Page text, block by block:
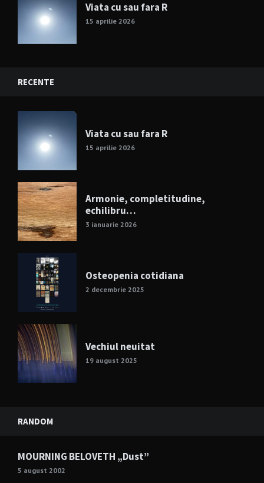
Viata cu sau fara R
15 aprilie 2026
RECENTE
Viata cu sau fara R
15 aprilie 2026
Armonie, completitudine,
echilibru…
3 ianuarie 2026
Osteopenia cotidiana
2 decembrie 2025
Vechiul neuitat
19 august 2025
RANDOM
MOURNING BELOVETH „Dust”
5 august 2002